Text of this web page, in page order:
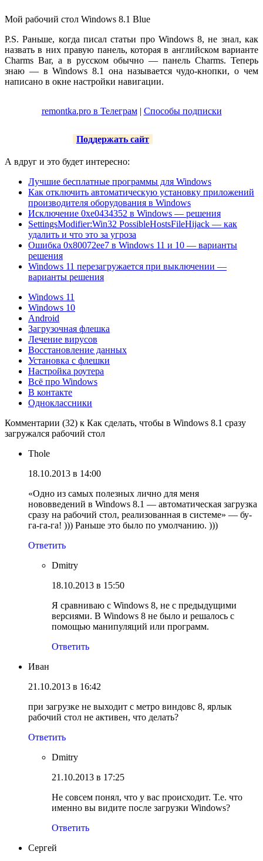
Мой рабочий стол Windows 8.1 Blue
P.S. Раньше, когда писал статьи про Windows 8, не знал, как
назвать в них правую панель, которая в английском варианте
Charms Bar, а в русском обычно — панель Charms. Теперь
знаю — в Windows 8.1 она называется чудо-кнопки, о чем
написано в окне настройки навигации.
remontka.pro в Телеграм| Способы подписки
Поддержать сайт
А вдруг и это будет интересно:
Лучшие бесплатные программы для Windows
Как отключить автоматическую установку приложений
производителя оборудования в Windows
Исключение 0xe0434352 в Windows — решения
SettingsModifier:Win32 PossibleHostsFileHijack — как
удалить и что это за угроза
Ошибка 0x80072ee7 в Windows 11 и 10 — варианты
решения
Windows 11 перезагружается при выключении —
варианты решения
Windows 11
Windows 10
Android
Загрузочная флешка
Лечение вирусов
Восстановление данных
Установка с флешки
Настройка роутера
Всё про Windows
В контакте
Одноклассники
Комментарии (32) к Как сделать, чтобы в Windows 8.1 сразу
загружался рабочий стол
Thole
18.10.2013 в 14:00
«Одно из самых полезных лично для меня
нововведений в Windows 8.1 — автоматическая загрузка
сразу на рабочий стол, реализованная в системе» — бу-
га-га-га! ))) Раньше это было по умолчанию. )))
Ответить
Dmitry
18.10.2013 в 15:50
Я сравниваю с Windows 8, не с предыдущими
версиями. В Windows 8 не было и решалось с
помощью манипуляций или программ.
Ответить
Иван
21.10.2013 в 16:42
при загрузке не выходит с метро виндовс 8, ярлык
рабочий стол не активен, что делать?
Ответить
Dmitry
21.10.2013 в 17:25
Не совсем понял, что у вас происходит. Т.е. что
именно вы видите после загрузки Windows?
Ответить
Сергей